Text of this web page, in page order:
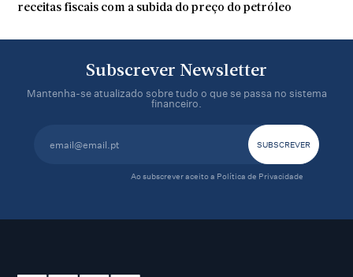
receitas fiscais com a subida do preço do petróleo
Subscrever Newsletter
Mantenha-se atualizado sobre tudo o que se passa no sistema
financeiro.
Ao subscrever aceito a Política de Privacidade